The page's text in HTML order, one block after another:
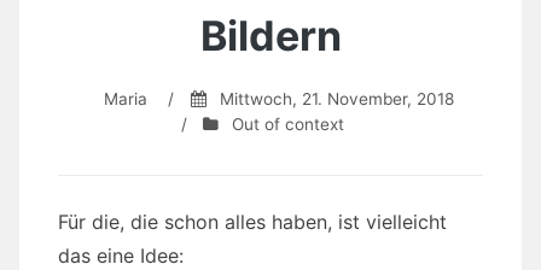
Bildern
Maria /
Mittwoch, 21. November, 2018
/
Out of context
Für die, die schon alles haben, ist vielleicht
das eine Idee: